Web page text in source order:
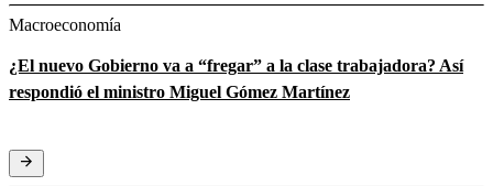
Macroeconomía
¿El nuevo Gobierno va a “fregar” a la clase trabajadora? Así
respondió el ministro Miguel Gómez Martínez